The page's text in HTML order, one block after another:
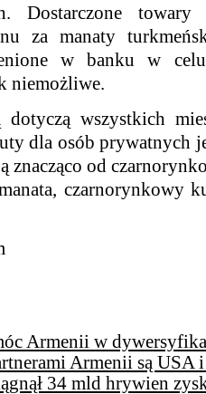
Dostarczone towary
za manaty
w banku w celu
niemożliwe.
wszystkich
dla osób prywatnych
znacząco od
czarnorynkowy
Armenii w
Armenii są USA
34 mld hrywien